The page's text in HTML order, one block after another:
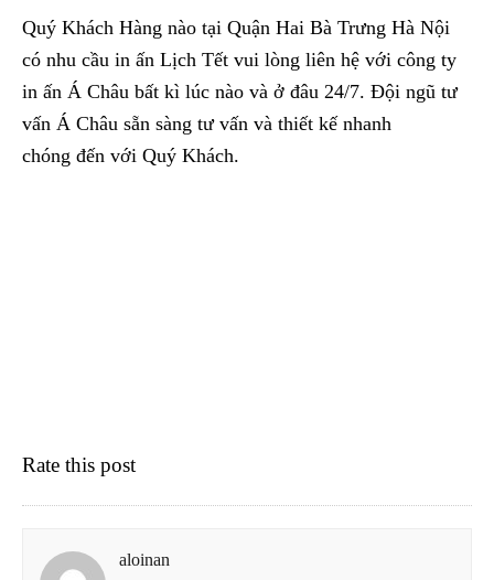
Quý Khách Hàng nào tại Quận Hai Bà Trưng Hà Nội
có nhu cầu in ấn Lịch Tết vui lòng liên hệ với công ty
in ấn Á Châu bất kì lúc nào và ở đâu 24/7. Đội ngũ tư
vấn Á Châu sẵn sàng tư vấn và thiết kế nhanh
chóng đến với Quý Khách.
Rate this post
aloinan